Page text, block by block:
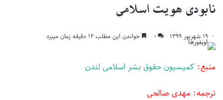
نابودی هویت اسلامی
۱۹ شهریور ۱۳۹۹ ۰ خواندن این مطلب ۱۲ دقیقه زمان میبرد
منبع: کمیسیون حقوق بشر اسلامی لندن
ترجمه: مهدی صالحی